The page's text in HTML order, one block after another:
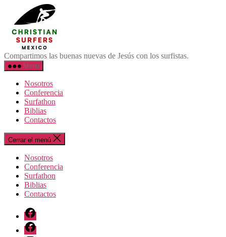
contenido
Compartimos las buenas nuevas de Jesús con los surfistas.
Menú
Nosotros
Conferencia
Surfathon
Biblias
Contactos
Cerrar el menú
Nosotros
Conferencia
Surfathon
Biblias
Contactos
Facebook
FB
Grupo